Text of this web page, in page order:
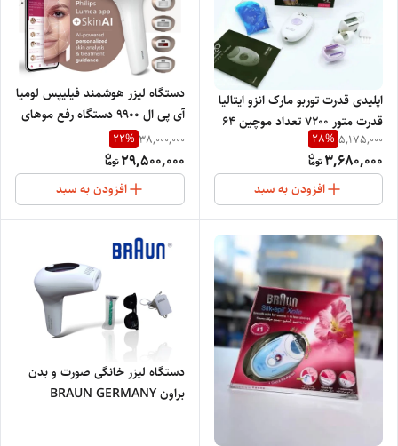
اپلیدی قدرت توربو مارک انزو ایتالیا
قدرت متور 7200 تعداد موچین 64
شیور زن (سری بدون درد) جنس
موچین تیتانیوم
5,175,000
28%
3,680,000
افزودن به سبد
دستگاه لیزر هوشمند فیلیپس لومیا
آی پی ال ۹۹۰۰ دستگاه رفع موهای
بدن
38,000,000
22%
29,500,000
افزودن به سبد
دستگاه لیزر خانگی صورت و بدن
براون BRAUN GERMANY